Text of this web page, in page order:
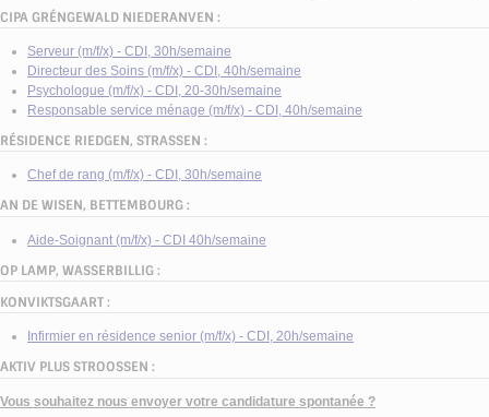
CIPA GRÉNGEWALD NIEDERANVEN :
Serveur (m/f/x) - CDI, 30h/semaine
Directeur des Soins (m/f/x) - CDI, 40h/semaine
Psychologue (m/f/x) - CDI, 20-30h/semaine
Responsable service ménage (m/f/x) - CDI, 40h/semaine
RÉSIDENCE RIEDGEN, STRASSEN :
Chef de rang (m/f/x) - CDI, 30h/semaine
AN DE WISEN, BETTEMBOURG :
Aide-Soignant (m/f/x) - CDI 40h/semaine
OP LAMP, WASSERBILLIG :
KONVIKTSGAART :
Infirmier en résidence senior (m/f/x) - CDI, 20h/semaine
AKTIV PLUS STROOSSEN :
Vous souhaitez nous envoyer votre candidature spontanée ?